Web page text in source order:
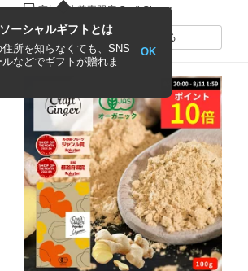
高知の生姜専門店 Craft Ginger
同じ商品を安い順で見る
ソーシャルギフトとは
所を知らなくても、SNS
などでギフトが贈れま
OK